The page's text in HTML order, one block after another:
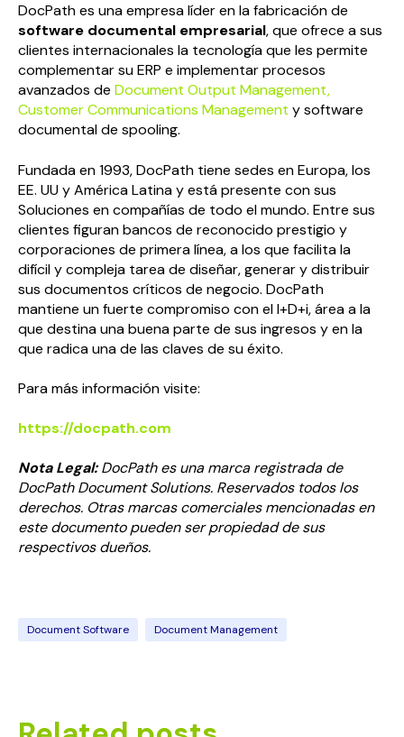
DocPath es una empresa líder en la fabricación de
software documental empresarial, que ofrece a sus
clientes internacionales la tecnología que les permite
complementar su ERP e implementar procesos
avanzados de Document Output Management,
Customer Communications Management y software
documental de spooling.
Fundada en 1993, DocPath tiene sedes en Europa, los
EE. UU y América Latina y está presente con sus
Soluciones en compañías de todo el mundo. Entre sus
clientes figuran bancos de reconocido prestigio y
corporaciones de primera línea, a los que facilita la
difícil y compleja tarea de diseñar, generar y distribuir
sus documentos críticos de negocio. DocPath
mantiene un fuerte compromiso con el I+D+i, área a la
que destina una buena parte de sus ingresos y en la
que radica una de las claves de su éxito.
Para más información visite:
https://docpath.com
Nota Legal:DocPath es una marca registrada de
DocPath Document Solutions. Reservados todos los
derechos. Otras marcas comerciales mencionadas en
este documento pueden ser propiedad de sus
respectivos dueños.
Document Software Document Management